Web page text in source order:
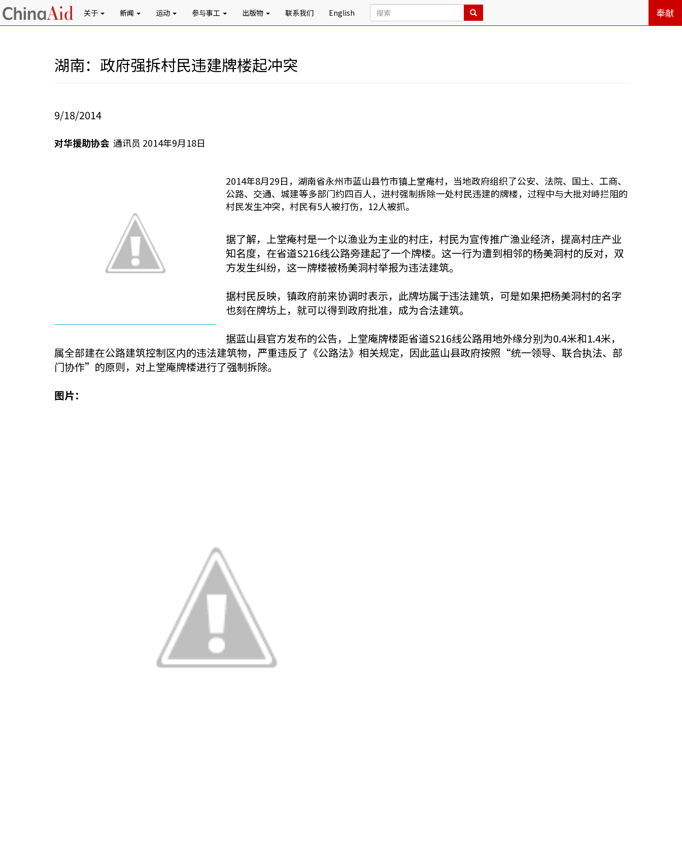
关于 新闻 运动 参与事工 出版物 联系我们 English 奉献
湖南：政府强拆村民违建牌楼起冲突
9/18/2014
对华援助协会 通讯员 2014年9月18日
2014年8月29日，湖南省永州市蓝山县竹市镇上堂痷村，当地政府组织了公安、法院、国土、工商、
公路、交通、城建等多部门约四百人，进村强制拆除一处村民违建的牌楼，过程中与大批对峙拦阻的
村民发生冲突，村民有5人被打伤，12人被抓。
据了解，上堂痷村是一个以渔业为主业的村庄，村民为宣传推广渔业经济，提高村庄产业
知名度，在省道S216线公路旁建起了一个牌楼。这一行为遭到相邻的杨美洞村的反对，双
方发生纠纷，这一牌楼被杨美洞村举报为违法建筑。
据村民反映，镇政府前来协调时表示，此牌坊属于违法建筑，可是如果把杨美洞村的名字
也刻在牌坊上，就可以得到政府批准，成为合法建筑。
据蓝山县官方发布的公告，上堂庵牌楼距省道S216线公路用地外缘分别为0.4米和1.4米，
属全部建在公路建筑控制区内的违法建筑物，严重违反了《公路法》相关规定，因此蓝山县政府按照“统一领导、联合执法、部
门协作”的原则，对上堂庵牌楼进行了强制拆除。
图片：